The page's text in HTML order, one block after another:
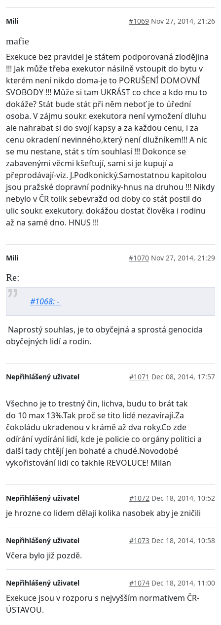
Mili #1069 Nov 27, 2014, 21:26
mafie
Exekuce bez pravidel je státem podporovaná zlodějina
!!! Jak může třeba exekutor násilně vstoupit do bytu v
kterém není nikdo doma-je to PORUŠENÍ DOMOVNÍ
SVOBODY !!! Může si tam UKRÁST co chce a kdo mu to
dokáže? Stát bude stát při něm neboť je to úřední
osoba. V zájmu soukr. exekutora není vymožení dluhu
ale nahrabat si do svojí kapsy a za každou cenu, i za
cenu okradení nevinného,který není dlužníkem!!! A nic
se mu nestane, stát s tím souhlasí !!! Dokonce se
zabavenými věcmi kšeftují, sami si je kupují a
přeprodávají-viz. J.Podkonický.Samostatnou kapitolou
jsou pražské dopravní podniky-hnus na druhou !!! Nikdy
nebylo v ČR tolik sebevražd od doby co stát postil do
ulic soukr. exekutory. dokážou dostat člověka i rodinu
až na samé dno. HNUS !!!
Mili #1070 Nov 27, 2014, 21:29
Re:
#1068: -
Naprostý souhlas, je to obyčejná a sprostá genocida
obyčejných lidí a rodin.
Nepřihlášený uživatel #1071 Dec 08, 2014, 17:57
Všechno je to trestný čin, lichva, budu to brát tak
do 10 max 13%.Tak proč se tito lidé nezavírají.Za
čokoládu ukradenou v krámě až dva roky.Co zde
odírání vydírání lidí, kde je policie co orgány politici a
další tady chtějí jen bohaté a chudé.Novodobé
vykořistování lidi co takhle REVOLUCE! Milan
Nepřihlášený uživatel #1072 Dec 18, 2014, 10:52
je hrozne co lidem dělaji kolika nasobek aby je zničili
Nepřihlášený uživatel #1073 Dec 18, 2014, 10:58
Včera bylo již pozdě.
Nepřihlášený uživatel #1074 Dec 18, 2014, 11:00
Exekuce jsou v rozporu s nejvyšším normativem ČR-
ÚSTAVOU.